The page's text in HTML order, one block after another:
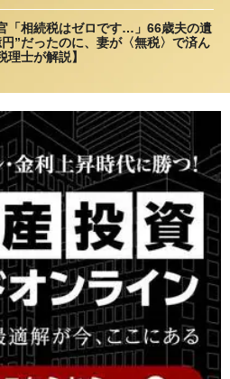
「相続税はゼロです…」66歳夫の遺
”だったのに、妻が〈無税〉で済ん
理士が解説】